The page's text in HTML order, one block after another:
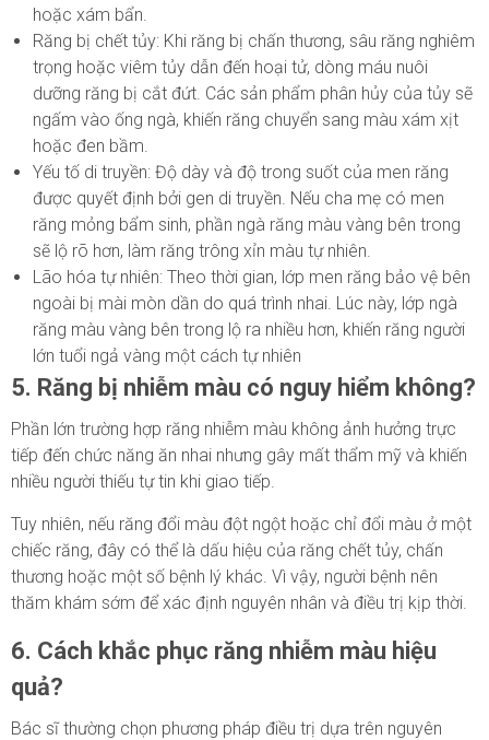
hoặc xám bẩn.
Răng bị chết tủy: Khi răng bị chấn thương, sâu răng nghiêm
trọng hoặc viêm tủy dẫn đến hoại tử, dòng máu nuôi
dưỡng răng bị cắt đứt. Các sản phẩm phân hủy của tủy sẽ
ngấm vào ống ngà, khiến răng chuyển sang màu xám xịt
hoặc đen bầm.
Yếu tố di truyền: Độ dày và độ trong suốt của men răng
được quyết định bởi gen di truyền. Nếu cha mẹ có men
răng mỏng bẩm sinh, phần ngà răng màu vàng bên trong
sẽ lộ rõ hơn, làm răng trông xỉn màu tự nhiên.
Lão hóa tự nhiên: Theo thời gian, lớp men răng bảo vệ bên
ngoài bị mài mòn dần do quá trình nhai. Lúc này, lớp ngà
răng màu vàng bên trong lộ ra nhiều hơn, khiến răng người
lớn tuổi ngả vàng một cách tự nhiên
5. Răng bị nhiễm màu có nguy hiểm không?
Phần lớn trường hợp răng nhiễm màu không ảnh hưởng trực
tiếp đến chức năng ăn nhai nhưng gây mất thẩm mỹ và khiến
nhiều người thiếu tự tin khi giao tiếp.
Tuy nhiên, nếu răng đổi màu đột ngột hoặc chỉ đổi màu ở một
chiếc răng, đây có thể là dấu hiệu của răng chết tủy, chấn
thương hoặc một số bệnh lý khác. Vì vậy, người bệnh nên
thăm khám sớm để xác định nguyên nhân và điều trị kịp thời.
6. Cách khắc phục răng nhiễm màu hiệu
quả?
Bác sĩ thường chọn phương pháp điều trị dựa trên nguyên